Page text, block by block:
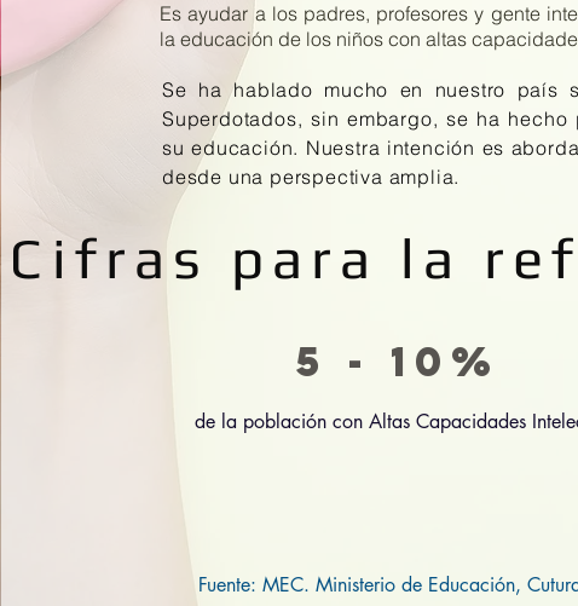
Es ayudar a los padres, profesores y gente
la educación de los niños con altas
Se ha hablado mucho en nuestro país
Superdotados, sin embargo, se ha hecho
su educación. Nuestra intención es
desde una perspectiva amplia.
Cifras para la
5 - 10%
de la población con Altas Capacidades
Fuente: MEC. Ministerio de Educación,